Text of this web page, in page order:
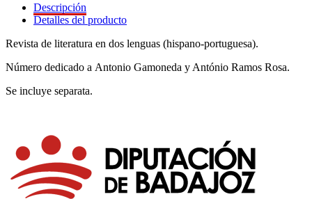
Descripción
Detalles del producto
Revista de literatura en dos lenguas (hispano-portuguesa).
Número dedicado a Antonio Gamoneda y António Ramos Rosa.
Se incluye separata.